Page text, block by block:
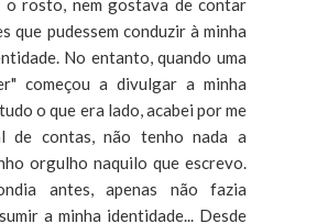
o rosto, nem gostava de contar
que pudessem conduzir à minha
No entanto, quando uma
começou a divulgar a minha
o que era lado, acabei por me
de contas, não tenho nada a
orgulho naquilo que escrevo.
antes, apenas não fazia
a minha identidade... Desde